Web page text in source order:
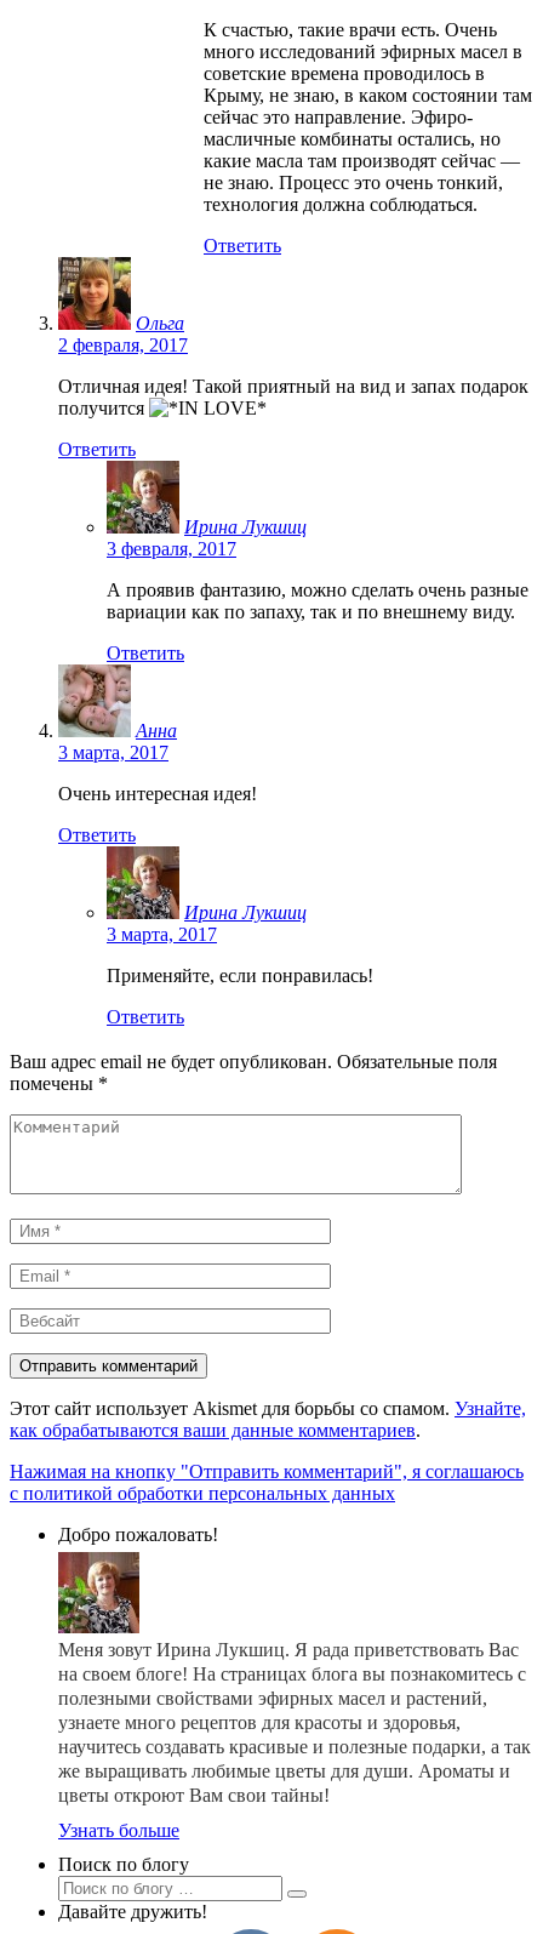
К счастью, такие врачи есть. Очень
много исследований эфирных масел в
советские времена проводилось в
Крыму, не знаю, в каком состоянии там
сейчас это направление. Эфиро-
масличные комбинаты остались, но
какие масла там производят сейчас —
не знаю. Процесс это очень тонкий,
технология должна соблюдаться.
Ответить
Ольга
2 февраля, 2017
Отличная идея! Такой приятный на вид и запах подарок
получится
Ответить
Ирина Лукшиц
3 февраля, 2017
А проявив фантазию, можно сделать очень разные
вариации как по запаху, так и по внешнему виду.
Ответить
Анна
3 марта, 2017
Очень интересная идея!
Ответить
Ирина Лукшиц
3 марта, 2017
Применяйте, если понравилась!
Ответить
Ваш адрес email не будет опубликован. Обязательные поля
помечены *
Комментарий
Имя
*
Email
*
Вебсайт
Этот сайт использует Akismet для борьбы со спамом. Узнайте,
как обрабатываются ваши данные комментариев.
Нажимая на кнопку "Отправить комментарий", я соглашаюсь
с политикой обработки персональных данных
Добро пожаловать!
Меня зовут Ирина Лукшиц. Я рада приветствовать Вас
на своем блоге! На страницах блога вы познакомитесь с
полезными свойствами эфирных масел и растений,
узнаете много рецептов для красоты и здоровья,
научитесь создавать красивые и полезные подарки, а так
же выращивать любимые цветы для души. Ароматы и
цветы откроют Вам свои тайны!
Узнать больше
Поиск по блогу
Давайте дружить!